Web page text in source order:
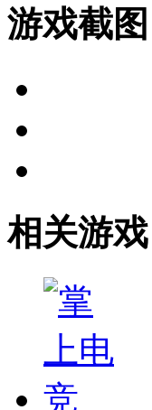
游戏截图
相关游戏